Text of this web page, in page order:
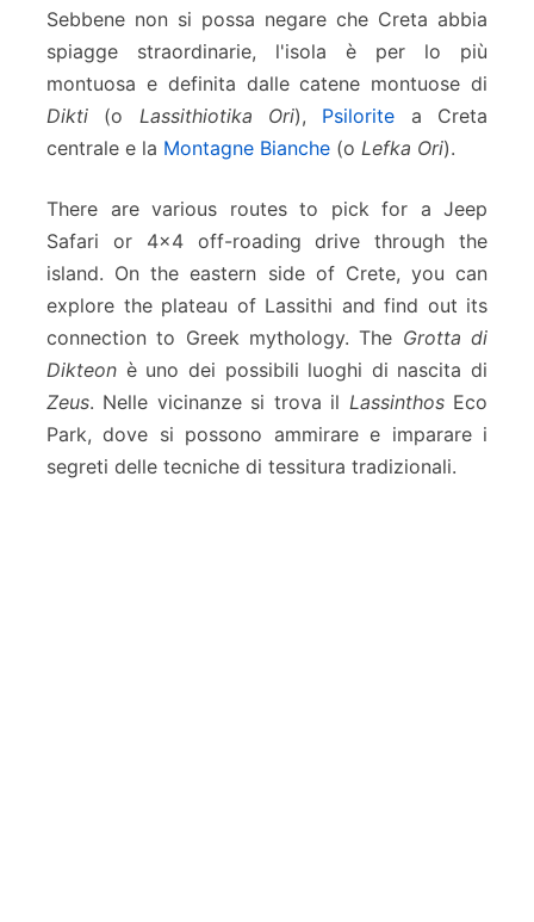
Sebbene non si possa negare che Creta abbia
spiagge straordinarie, l'isola è per lo più
montuosa e definita dalle catene montuose di
Dikti (o Lassithiotika Ori), Psilorite a Creta
centrale e la Montagne Bianche (o Lefka Ori).
There are various routes to pick for a Jeep
Safari or 4×4 off-roading drive through the
island. On the eastern side of Crete, you can
explore the plateau of Lassithi and find out its
connection to Greek mythology. The Grotta di
Dikteon è uno dei possibili luoghi di nascita di
Zeus. Nelle vicinanze si trova il LassinthosEco
Park, dove si possono ammirare e imparare i
segreti delle tecniche di tessitura tradizionali.